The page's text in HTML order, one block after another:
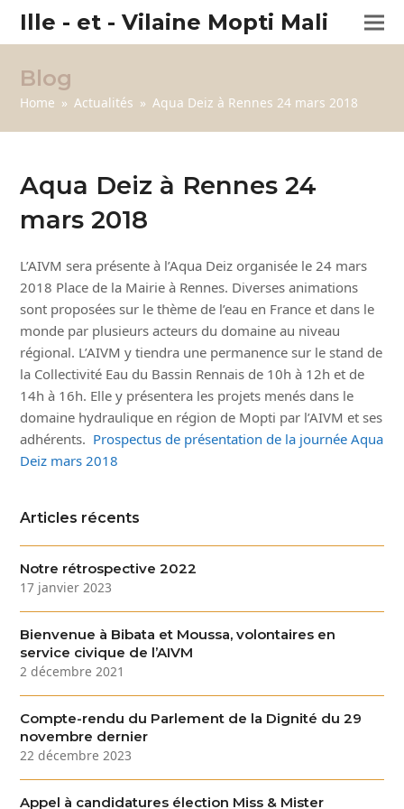
Ille - et - Vilaine Mopti Mali
Blog
Home » Actualités » Aqua Deiz à Rennes 24 mars 2018
Aqua Deiz à Rennes 24
mars 2018
L’AIVM sera présente à l’Aqua Deiz organisée le 24 mars
2018 Place de la Mairie à Rennes. Diverses animations
sont proposées sur le thème de l’eau en France et dans le
monde par plusieurs acteurs du domaine au niveau
régional. L’AIVM y tiendra une permanence sur le stand de
la Collectivité Eau du Bassin Rennais de 10h à 12h et de
14h à 16h. Elle y présentera les projets menés dans le
domaine hydraulique en région de Mopti par l’AIVM et ses
adhérents. Prospectus de présentation de la journée Aqua
Deiz mars 2018
Articles récents
Notre rétrospective 2022
17 janvier 2023
Bienvenue à Bibata et Moussa, volontaires en
service civique de l’AIVM
2 décembre 2021
Compte-rendu du Parlement de la Dignité du 29
novembre dernier
22 décembre 2023
Appel à candidatures élection Miss & Mister